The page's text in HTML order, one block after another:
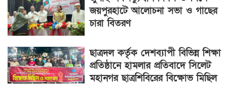
জয়পুরহাটে আলোচনা সভা ও গাছের
চারা বিতরণ
ছাত্রদল কর্তৃক দেশব্যাপী বিভিন্ন শিক্ষা
প্রতিষ্ঠানে হামলার প্রতিবাদে সিলেট
মহানগর ছাত্রশিবিরের বিক্ষোভ মিছিল